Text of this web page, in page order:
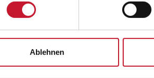
Ablehnen
zur Abwicklung meiner Anfrage
zert.de oder auf jedem anderen
die Rechtmäßigkeit der
*